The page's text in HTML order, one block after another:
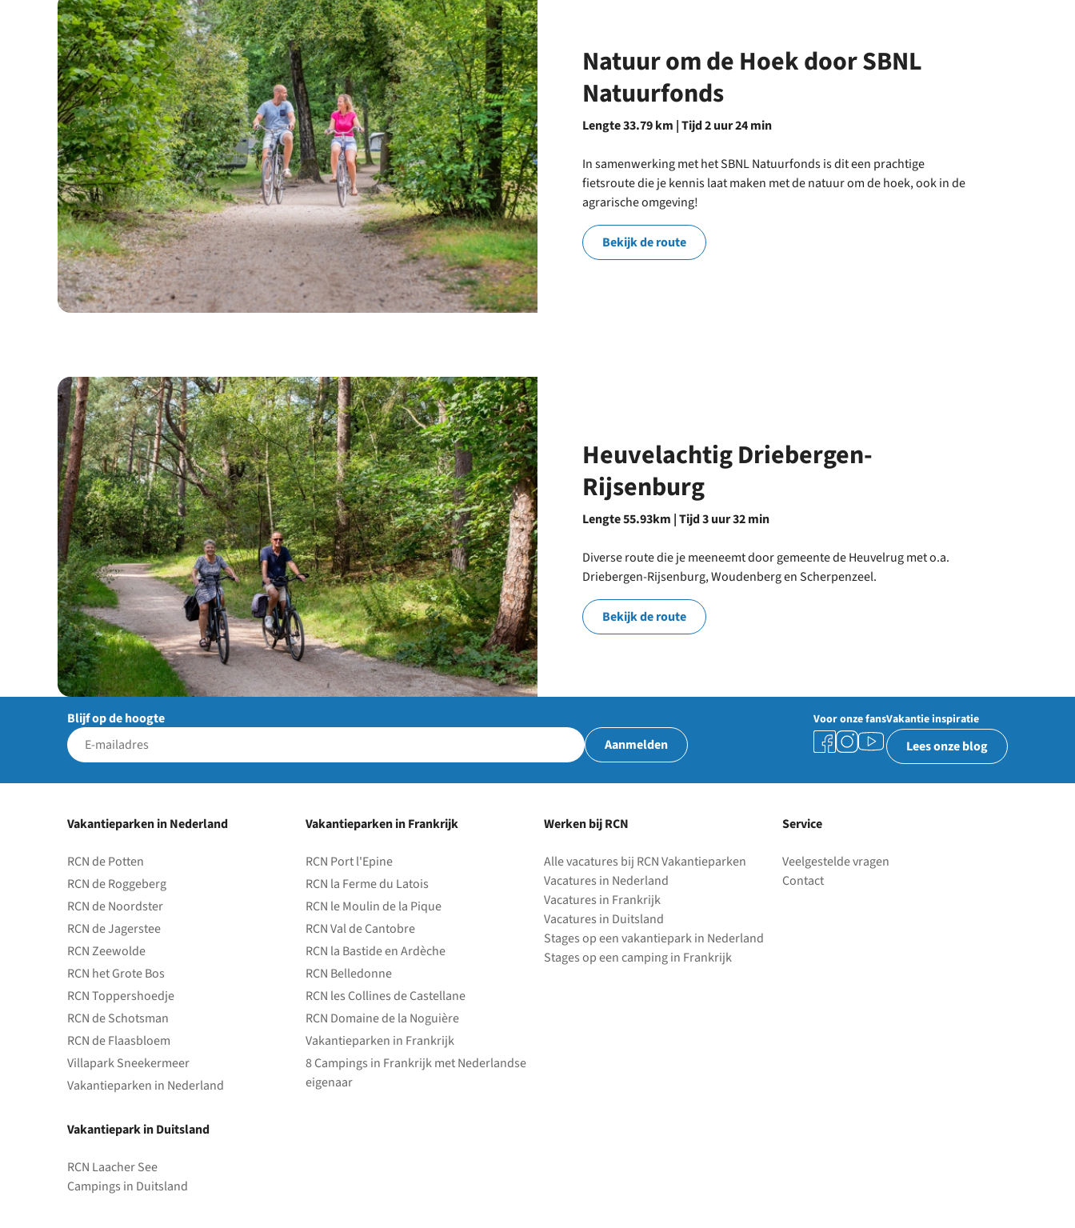
Natuur om de Hoek door SBNL
Natuurfonds
Lengte 33.79 km | Tijd 2 uur 24 min
In samenwerking met het SBNL Natuurfonds is dit een prachtige
fietsroute die je kennis laat maken met de natuur om de hoek, ook in de
agrarische omgeving!
Bekijk de route
Heuvelachtig Driebergen-
Rijsenburg
Lengte 55.93km | Tijd 3 uur 32 min
Diverse route die je meeneemt door gemeente de Heuvelrug met o.a.
Driebergen-Rijsenburg, Woudenberg en Scherpenzeel.
Bekijk de route
Blijf op de hoogte
Aanmelden
Voor onze fansVakantie inspiratie
Lees onze blog
Vakantieparken in Nederland
RCN de Potten
RCN de Roggeberg
RCN de Noordster
RCN de Jagerstee
RCN Zeewolde
RCN het Grote Bos
RCN Toppershoedje
RCN de Schotsman
RCN de Flaasbloem
Villapark Sneekermeer
Vakantieparken in Nederland
Vakantiepark in Duitsland
RCN Laacher See
Campings in Duitsland
Vakantieparken in Frankrijk
RCN Port l'Epine
RCN la Ferme du Latois
RCN le Moulin de la Pique
RCN Val de Cantobre
RCN la Bastide en Ardèche
RCN Belledonne
RCN les Collines de Castellane
RCN Domaine de la Noguière
Vakantieparken in Frankrijk
8 Campings in Frankrijk met Nederlandse
eigenaar
Werken bij RCN
Alle vacatures bij RCN Vakantieparken
Vacatures in Nederland
Vacatures in Frankrijk
Vacatures in Duitsland
Stages op een vakantiepark in Nederland
Stages op een camping in Frankrijk
Service
Veelgestelde vragen
Contact